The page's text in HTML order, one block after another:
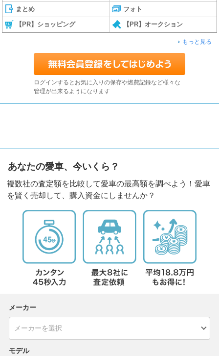
まとめ フォト
【PR】ショッピング 【PR】オークション
もっと見る
ログインするとお気に入りの保存や燃費記録など様々な
管理が出来るようになります
あなたの愛車、今いくら？
複数社の査定額を比較して愛車の最高額を調べよう！愛車
を賢く売却して、購入資金にしませんか？
メーカー
モデル